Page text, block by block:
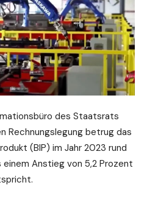
des Staatsrats
Rechnungslegung betrug das
(BIP) im Jahr 2023 rund
einem Anstieg von 5,2 Prozent